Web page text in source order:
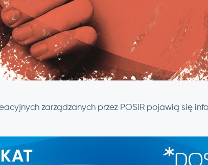
zarządzanych przez POSiR pojawią się